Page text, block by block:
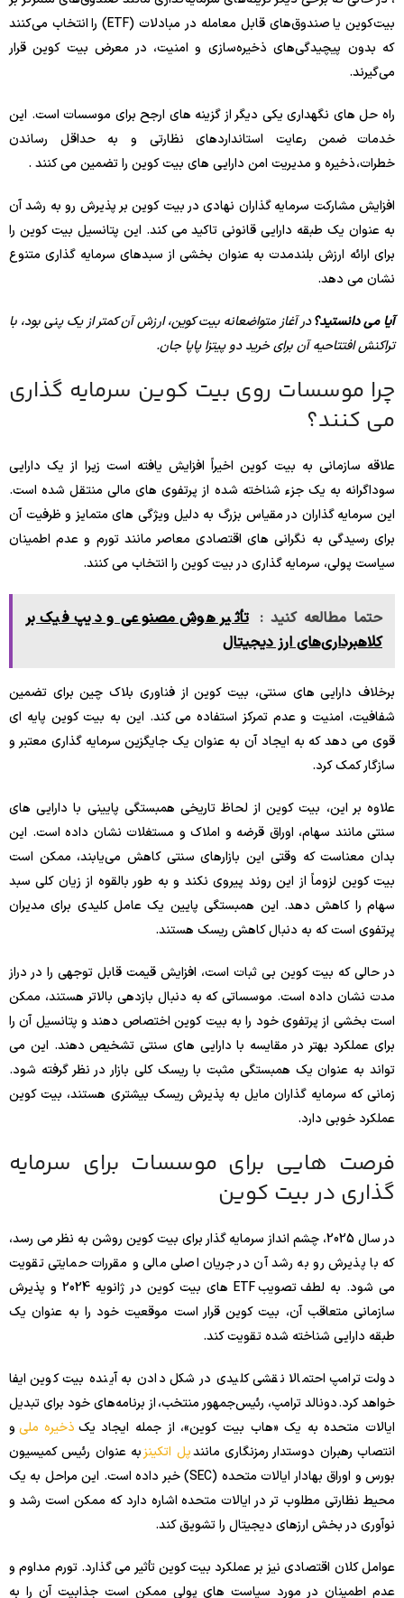
بیت‌کوین یا صندوق‌های قابل معامله در مبادلات (ETF) را انتخاب می‌کنند
که بدون پیچیدگی‌های ذخیره‌سازی و امنیت، در معرض بیت کوین قرار
می‌گیرند.
راه حل های نگهداری یکی دیگر از گزینه های ارجح برای موسسات است. این
خدمات ضمن رعایت استانداردهای نظارتی و به حداقل رساندن
خطرات، ذخیره و مدیریت امن دارایی های بیت کوین را تضمین می کنند .
افزایش مشارکت سرمایه گذاران نهادی در بیت کوین بر پذیرش رو به رشد آن
به عنوان یک طبقه دارایی قانونی تاکید می کند. این پتانسیل بیت کوین را
برای ارائه ارزش بلندمدت به عنوان بخشی از سبدهای سرمایه گذاری متنوع
نشان می دهد.
آیا می دانستید؟در آغاز متواضعانه بیت کوین، ارزش آن کمتر از یک پنی بود، با
تراکنش افتتاحیه آن برای خرید دو پیتزا پاپا جان.
چرا موسسات روی بیت کوین سرمایه گذاری
می کنند؟
علاقه سازمانی به بیت کوین اخیراً افزایش یافته است زیرا از یک دارایی
سوداگرانه به یک جزء شناخته شده از پرتفوی های مالی منتقل شده است.
این سرمایه گذاران در مقیاس بزرگ به دلیل ویژگی های متمایز و ظرفیت آن
برای رسیدگی به نگرانی های اقتصادی معاصر مانند تورم و عدم اطمینان
سیاست پولی، سرمایه گذاری در بیت کوین را انتخاب می کنند.
حتما مطالعه کنید : تأثیر هوش مصنوعی و دیپ فیک بر
کلاهبرداری‌های ارز دیجیتال
برخلاف دارایی های سنتی، بیت کوین از فناوری بلاک چین برای تضمین
شفافیت، امنیت و عدم تمرکز استفاده می کند. این به بیت کوین پایه ای
قوی می دهد که به ایجاد آن به عنوان یک جایگزین سرمایه گذاری معتبر و
سازگار کمک کرد.
علاوه بر این، بیت کوین از لحاظ تاریخی همبستگی پایینی با دارایی های
سنتی مانند سهام، اوراق قرضه و املاک و مستغلات نشان داده است. این
بدان معناست که وقتی این بازارهای سنتی کاهش می‌یابند، ممکن است
بیت کوین لزوماً از این روند پیروی نکند و به طور بالقوه از زیان کلی سبد
سهام را کاهش دهد. این همبستگی پایین یک عامل کلیدی برای مدیران
پرتفوی است که به دنبال کاهش ریسک هستند.
در حالی که بیت کوین بی ثبات است، افزایش قیمت قابل توجهی را در دراز
مدت نشان داده است. موسساتی که به دنبال بازدهی بالاتر هستند، ممکن
است بخشی از پرتفوی خود را به بیت کوین اختصاص دهند و پتانسیل آن را
برای عملکرد بهتر در مقایسه با دارایی های سنتی تشخیص دهند. این می
تواند به عنوان یک همبستگی مثبت با ریسک کلی بازار در نظر گرفته شود.
زمانی که سرمایه گذاران مایل به پذیرش ریسک بیشتری هستند، بیت کوین
عملکرد خوبی دارد.
فرصت هایی برای موسسات برای سرمایه
گذاری در بیت کوین
در سال 2025، چشم انداز سرمایه گذار برای بیت کوین روشن به نظر می رسد،
که با پذیرش رو به رشد آن در جریان اصلی مالی و مقررات حمایتی تقویت
می شود. به لطف تصویب ETF های بیت کوین در ژانویه 2024 و پذیرش
سازمانی متعاقب آن، بیت کوین قرار است موقعیت خود را به عنوان یک
طبقه دارایی شناخته شده تقویت کند.
دولت ترامپ احتمالا نقشی کلیدی در شکل دادن به آینده بیت کوین ایفا
خواهد کرد. دونالد ترامپ، رئیس‌جمهور منتخب، از برنامه‌های خود برای تبدیل
ایالات متحده به یک «هاب بیت کوین»، از جمله ایجاد یک ذخیره ملی و
انتصاب رهبران دوستدار رمزنگاری مانندپل اتکینزبه عنوان رئیس کمیسیون
بورس و اوراق بهادار ایالات متحده (SEC) خبر داده است. این مراحل به یک
محیط نظارتی مطلوب تر در ایالات متحده اشاره دارد که ممکن است رشد و
نوآوری در بخش ارزهای دیجیتال را تشویق کند.
عوامل کلان اقتصادی نیز بر عملکرد بیت کوین تأثیر می گذارد. تورم مداوم و
عدم اطمینان در مورد سیاست های پولی ممکن است جذابیت آن را به